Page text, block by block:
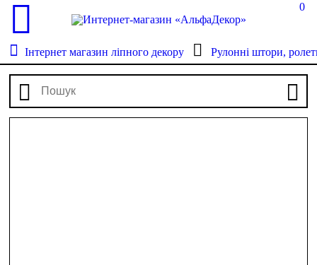
0
Інтернет магазин ліпного декору Рулонні штори,